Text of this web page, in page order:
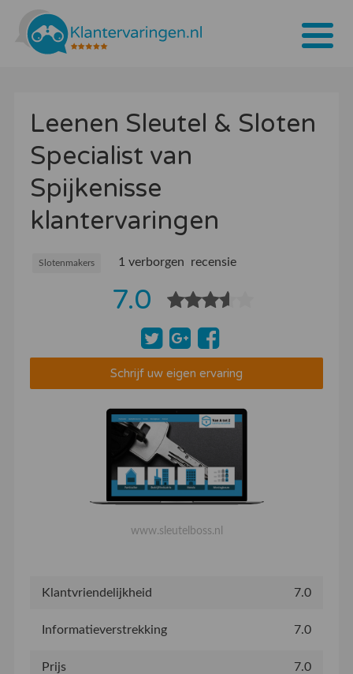
Tarieven
Bedrijven
Over ons
Blogs
Contact
Bedrijf aanmelden
Leenen Sleutel & Sloten
Specialist van
Spijkenisse
klantervaringen
Slotenmakers 1 verborgen recensie
7.0
Schrijf uw eigen ervaring
www.sleutelboss.nl
Klantvriendelijkheid 7.0
Informatieverstrekking 7.0
Prijs 7.0